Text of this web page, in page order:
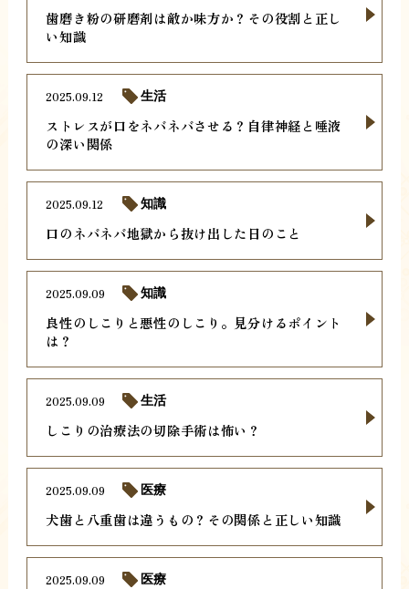
歯磨き粉の研磨剤は敵か味方か？その役割と正し
い知識
ストレスが口をネバネバさせる？自律神経と唾液
の深い関係
2025.09.12 生活
口のネバネバ地獄から抜け出した日のこと
2025.09.12 知識
良性のしこりと悪性のしこり。見分けるポイント
は？
2025.09.09 知識
しこりの治療法の切除手術は怖い？
2025.09.09 生活
犬歯と八重歯は違うもの？その関係と正しい知識
2025.09.09 医療
2025.09.09 医療